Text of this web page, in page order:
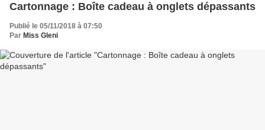
Cartonnage : Boîte cadeau à onglets dépassants
Publié le 05/11/2018 à 07:50
Par Miss Gleni